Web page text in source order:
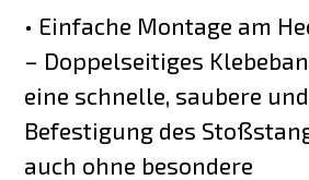
• Einfache Montage am
– Doppelseitiges
eine schnelle, saubere
Befestigung des
auch ohne besondere